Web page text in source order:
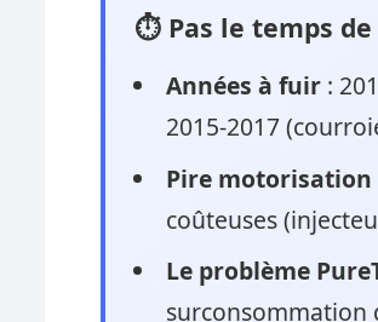
⏱ Pas le temps
Années à fuir :
2015-2017
Pire motorisation
coûteuses
Le problème
surconsommation